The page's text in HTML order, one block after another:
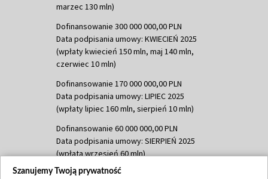
marzec 130 mln)
Dofinansowanie 300 000 000,00 PLN
Data podpisania umowy: KWIECIEŃ 2025
(wpłaty kwiecień 150 mln, maj 140 mln,
czerwiec 10 mln)
Dofinansowanie 170 000 000,00 PLN
Data podpisania umowy: LIPIEC 2025
(wpłaty lipiec 160 mln, sierpień 10 mln)
Dofinansowanie 60 000 000,00 PLN
Data podpisania umowy: SIERPIEŃ 2025
(wpłata wrzesień 60 mln)
Dofinansowanie 635 783 051,21 PLN
Szanujemy Twoją prywatność